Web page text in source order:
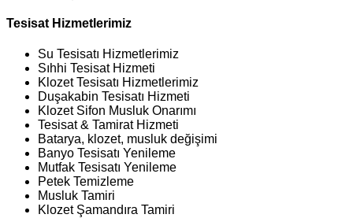
Tesisat Hizmetlerimiz
Su Tesisatı Hizmetlerimiz
Sıhhi Tesisat Hizmeti
Klozet Tesisatı Hizmetlerimiz
Duşakabin Tesisatı Hizmeti
Klozet Sifon Musluk Onarımı
Tesisat & Tamirat Hizmeti
Batarya, klozet, musluk değişimi
Banyo Tesisatı Yenileme
Mutfak Tesisatı Yenileme
Petek Temizleme
Musluk Tamiri
Klozet Şamandıra Tamiri